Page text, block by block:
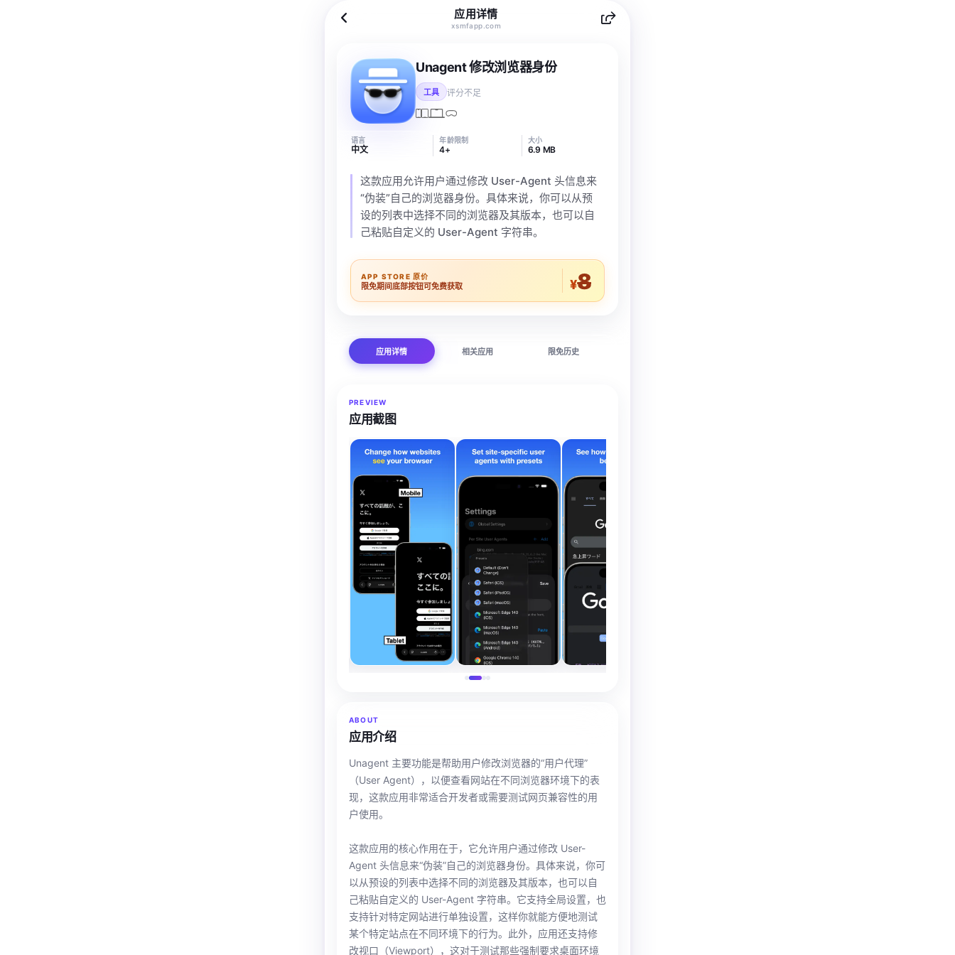
应用详情
xsmfapp.com
Unagent 修改浏览器身份
工具 评分不足
语言
中文
年龄限制
4+
大小
6.9 MB
这款应用允许用户通过修改 User-Agent 头信息来
“伪装”自己的浏览器身份。具体来说，你可以从预
设的列表中选择不同的浏览器及其版本，也可以自
己粘贴自定义的 User-Agent 字符串。
APP STORE 原价
限免期间底部按钮可免费获取 ¥8
应用详情 相关应用 限免历史
PREVIEW
应用截图
ABOUT
应用介绍
Unagent 主要功能是帮助用户修改浏览器的“用户代理”
（User Agent），以便查看网站在不同浏览器环境下的表
现，这款应用非常适合开发者或需要测试网页兼容性的用
户使用。
这款应用的核心作用在于，它允许用户通过修改 User-
Agent 头信息来“伪装”自己的浏览器身份。具体来说，你可
以从预设的列表中选择不同的浏览器及其版本，也可以自
己粘贴自定义的 User-Agent 字符串。它支持全局设置，也
支持针对特定网站进行单独设置，这样你就能方便地测试
某个特定站点在不同环境下的行为。此外，应用还支持修
改视口（Viewport），这对于测试那些强制要求桌面环境